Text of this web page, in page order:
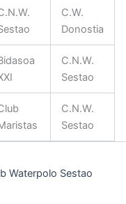
C.W.
Donostia
C.N.W.
Sestao
C.N.W.
Sestao
Waterpolo Sestao